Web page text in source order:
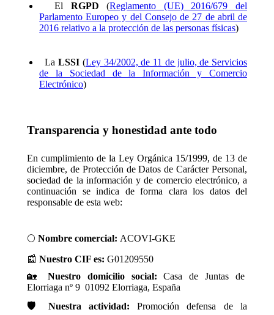
El RGPD (Reglamento (UE) 2016/679 del
Parlamento Europeo y del Consejo de 27 de abril de
2016 relativo a la protección de las personas físicas)
LaLSSI (Ley 34/2002, de 11 de julio, de Servicios
de la Sociedad de la Información y Comercio
Electrónico)
Transparencia y honestidad ante todo
En cumplimiento de la Ley Orgánica 15/1999, de 13 de
diciembre, de Protección de Datos de Carácter Personal,
sociedad de la información y de comercio electrónico, a
continuación se indica de forma clara los datos del
responsable de esta web:
🌕 Nombre comercial: ACOVI-GKE
📰 Nuestro CIF es: G01209550
🏡 Nuestro domicilio social: Casa de Juntas de
Elorriaga nº 9 01092 Elorriaga, España
🛡 Nuestra actividad: Promoción defensa de la